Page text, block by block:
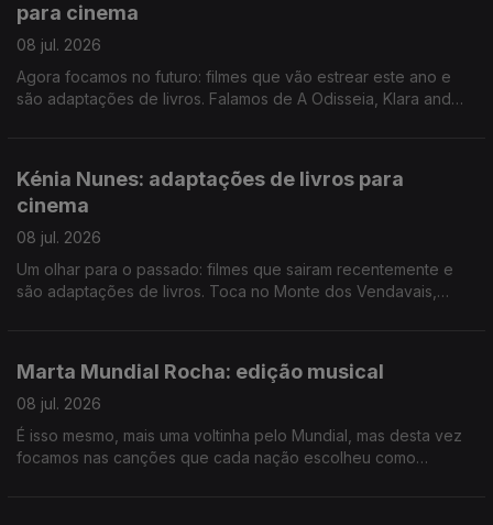
para cinema
08 jul. 2026
Agora focamos no futuro: filmes que vão estrear este ano e
são adaptações de livros. Falamos de A Odisseia, Klara and
Kénia Nunes: adaptações de livros para
cinema
08 jul. 2026
Um olhar para o passado: filmes que sairam recentemente e
são adaptações de livros. Toca no Monte dos Vendavais,
Marta Mundial Rocha: edição musical
08 jul. 2026
É isso mesmo, mais uma voltinha pelo Mundial, mas desta vez
focamos nas canções que cada nação escolheu como